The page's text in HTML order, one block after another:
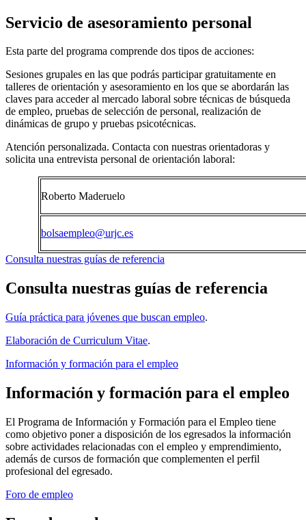
Servicio de asesoramiento personal
Esta parte del programa comprende dos tipos de acciones:
Sesiones grupales en las que podrás participar gratuitamente en
talleres de orientación y asesoramiento en los que se abordarán las
claves para acceder al mercado laboral sobre técnicas de búsqueda
de empleo, pruebas de selección de personal, realización de
dinámicas de grupo y pruebas psicotécnicas.
Atención personalizada. Contacta con nuestras orientadoras y
solicita una entrevista personal de orientación laboral:
Roberto Maderuelo
bolsaempleo@urjc.es
Consulta nuestras guías de referencia
Consulta nuestras guías de referencia
Guía práctica para jóvenes que buscan empleo.
Elaboración de Curriculum Vitae.
Información y formación para el empleo
Información y formación para el empleo
El Programa de Información y Formación para el Empleo tiene
como objetivo poner a disposición de los egresados la información
sobre actividades relacionadas con el empleo y emprendimiento,
además de cursos de formación que complementen el perfil
profesional del egresado.
Foro de empleo